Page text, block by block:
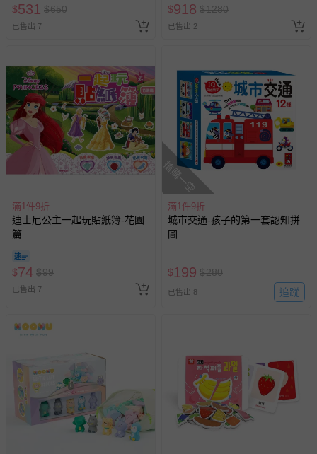
區，可能會無法配送，或須依據商品需加收離島運費。廠商
亦保留出貨與否的權利。離島、偏遠地區、樓層親送等加價
已出貨通知之訊息為主。
如您收到商品，請依正常流程檢查是否完好，若商品遇瑕疵
情形，您可申請更換新品或退貨，請見：退貨的辦理流程
若您對於會員帳號、商品訂購與資訊、購物流程、付款方
式、折價券與購物金的使用、退貨及商品運送方式等有疑
問，你可詳見： 媽咪愛客服中心。
預購商品：預購為海外同步代購，遇缺貨即會通知媽咪並協
助取消退款事宜。
商品如因「價格、組合」等錯誤原因，導致無法安排出貨，
會主動以簡訊及mail通知訂單取消事宜，並將提供適當補
$531 $650
已售出 7
$918 $1280
已售出 2
滿1件9折
迪士尼公主一起玩貼紙簿-花園
篇
$74 $99
已售出 7
搶購一空
滿1件9折
城市交通-孩子的第一套認知拼
圖
$199 $280
已售出 8 追蹤